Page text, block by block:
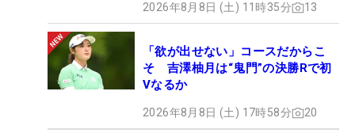
2026年8月8日 (土) 11時35分 13
「欲が出せない」コースだからこ
そ 吉澤柚月は“鬼門”の決勝Rで初
Vなるか
2026年8月8日 (土) 17時58分 20